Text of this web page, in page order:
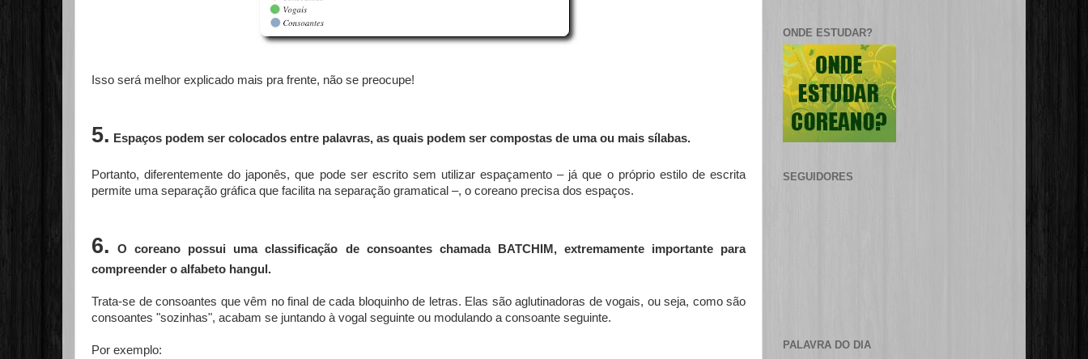
Isso será melhor explicado mais pra frente, não se preocupe!
5. Espaços podem ser colocados entre palavras, as quais podem ser compostas de uma ou mais sílabas.
Portanto, diferentemente do japonês, que pode ser escrito sem utilizar espaçamento – já que o próprio estilo de escrita
permite uma separação gráfica que facilita na separação gramatical –, o coreano precisa dos espaços.
6.
O coreano possui uma classificação de consoantes chamada BATCHIM, extremamente importante para
compreender o alfabeto hangul.
Trata-se de consoantes que vêm no final de cada bloquinho de letras. Elas são aglutinadoras de vogais, ou seja, como são
consoantes "sozinhas", acabam se juntando à vogal seguinte ou modulando a consoante seguinte.
Por exemplo:
ONDE ESTUDAR?
SEGUIDORES
PALAVRA DO DIA